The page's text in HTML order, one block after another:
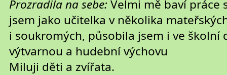
Prozradila na sebe: Velmi mě baví práce
jsem jako učitelka v několika
i soukromých, působila jsem i ve školní
výtvarnou a hudební výchovu
Miluji děti a zvířata.